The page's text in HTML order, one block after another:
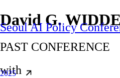
콘텐츠로
건너뛰기
Seoul AI Policy
with
David G.
PAST CONFERENCE
2025